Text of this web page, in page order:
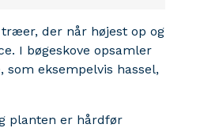
der når højest op og
I bøgeskove opsamler
eksempelvis hassel,
planten er hårdfør